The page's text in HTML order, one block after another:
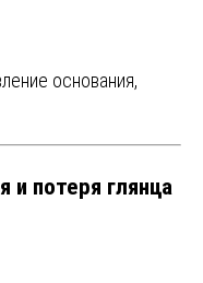
основания,
потеря глянца